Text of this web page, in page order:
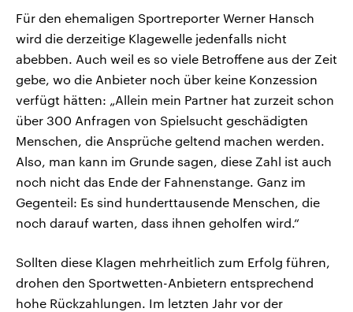
Für den ehemaligen Sportreporter Werner Hansch
wird die derzeitige Klagewelle jedenfalls nicht
abebben. Auch weil es so viele Betroffene aus der Zeit
gebe, wo die Anbieter noch über keine Konzession
verfügt hätten: „Allein mein Partner hat zurzeit schon
über 300 Anfragen von Spielsucht geschädigten
Menschen, die Ansprüche geltend machen werden.
Also, man kann im Grunde sagen, diese Zahl ist auch
noch nicht das Ende der Fahnenstange. Ganz im
Gegenteil: Es sind hunderttausende Menschen, die
noch darauf warten, dass ihnen geholfen wird.“
Sollten diese Klagen mehrheitlich zum Erfolg führen,
drohen den Sportwetten-Anbietern entsprechend
hohe Rückzahlungen. Im letzten Jahr vor der